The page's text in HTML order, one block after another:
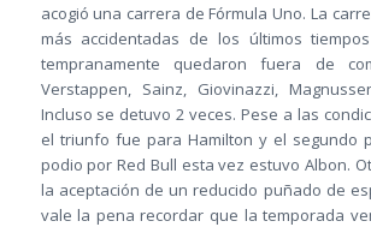
acogió una carrera de Fórmula Uno. La
más accidentadas de los últimos
tempranamente quedaron fuera de
Verstappen, Sainz, Giovinazzi,
Incluso se detuvo 2 veces. Pese a las
el triunfo fue para Hamilton y el segundo
podio por Red Bull esta vez estuvo Albon.
la aceptación de un reducido puñado de
vale la pena recordar que la temporada